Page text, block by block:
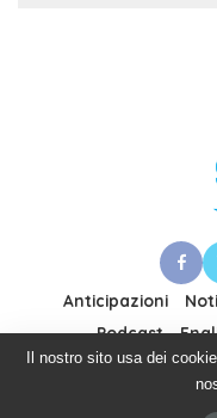
Anticipazioni
Podcast
Il nostro sito usa dei